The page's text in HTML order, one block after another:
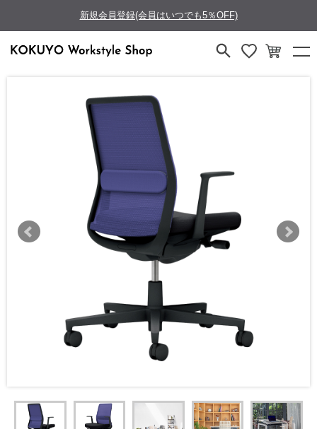
新規会員登録(会員はいつでも5％OFF)